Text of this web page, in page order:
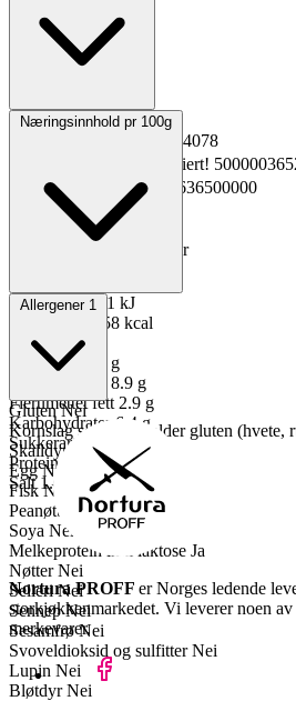
Opprinnelsesland Norge
1244078
Kopiert!
GTIN
Kopiert! 2301636500000
Vekt pakning
2.5 kg
Oppbevaring 0 til 4°C
36 dager
Næringsinnhold pr 100g
Energi kJ 1071 kJ
258 kcal
Fett 21 g
Mettet fett
7.6 g
8.9 g
Flerumettet fett 2.9 g
Karbohydrater 6.4 g
Sukkerarter
Proteiner
10 g
Salt 1.6 g
Allergener 1
Gluten Nei
Kornslag som inneholder gluten (hvete,
Skalldyr
Nei
Egg Nei
Fisk Nei
Peanøtter
Nei
Soya Nei
Melkeprotein inkl laktose Ja
Nøtter Nei
Selleri Nei
Sennep Nei
Sesamfrø Nei
Svoveldioksid og sulfitter Nei
Lupin Nei
Bløtdyr Nei
Nortura PROFF er Norges ledende
storkjøkkenmarkedet. Vi leverer noen av
merkevarer.